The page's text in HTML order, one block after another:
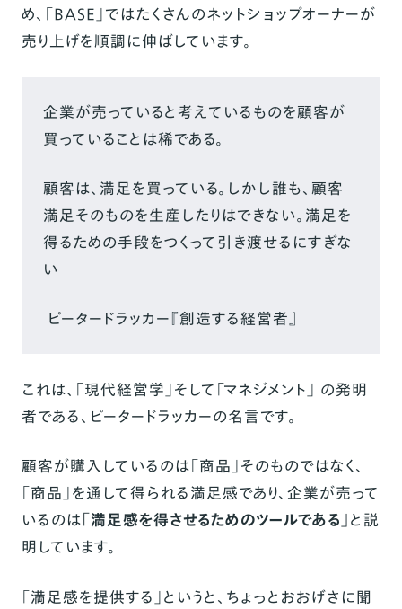
め、「BASE」ではたくさんのネットショップオーナーが
売り上げを順調に伸ばしています。
企業が売っていると考えているものを顧客が
買っていることは稀である。
顧客は、満足を買っている。しかし誰も、顧客
満足そのものを生産したりはできない。満足を
得るための手段をつくって引き渡せるにすぎな
い
ピータードラッカー『創造する経営者』
これは、「現代経営学」そして「マネジメント」 の発明
者である、ピータードラッカーの名言です。
顧客が購入しているのは「商品」そのものではなく、
「商品」を通して得られる満足感であり、企業が売って
いるのは「満足感を得させるためのツールである」と説
明しています。
「満足感を提供する」というと、ちょっとおおげさに聞